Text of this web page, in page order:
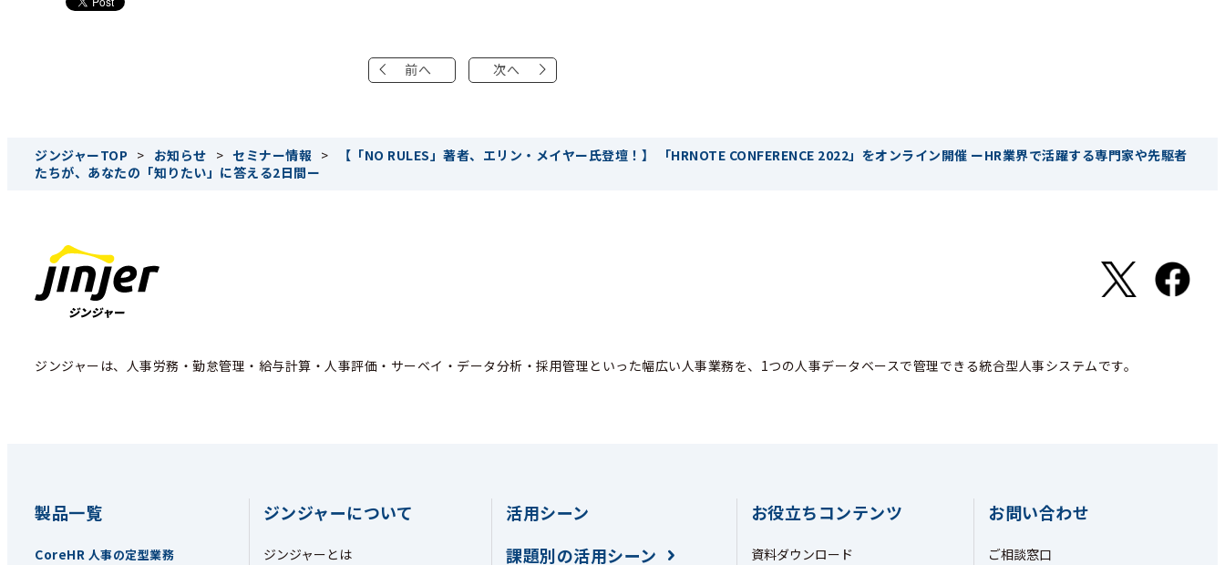
前へ 次へ
ジンジャーTOP > お知らせ > セミナー情報 >
【「NO RULES」著者、エリン・メイヤー氏登壇！】 「HRNOTE CONFERENCE 2022」をオンライン開催 ーHR業界で活躍する専門家や先駆者
たちが、あなたの「知りたい」に答える2日間ー
ジンジャーは、人事労務・勤怠管理・給与計算・人事評価・サーベイ・データ分析・採用管理といった幅広い人事業務を、1つの人事データベースで管理できる統合型人事システムです。
製品一覧
CoreHR 人事の定型業務
ジンジャーについて
ジンジャーとは
活用シーン
課題別の活用シーン
お役立ちコンテンツ
資料ダウンロード
お問い合わせ
ご相談窓口